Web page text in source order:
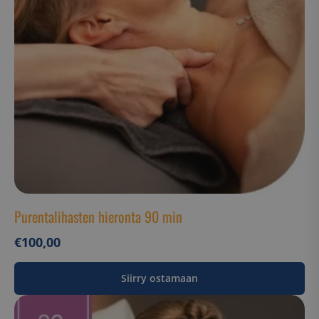
Purentalihasten hieronta 90 min
€100,00
Siirry ostamaan
Ehdottomasti välttämättömät
Kohdentavat
Toiminnalliset
Luokittelemattomat
Ehdottomasti välttämättömät evästeet
mahdollistavat verkkosivuston perustoiminnot,
kuten käyttäjän kirjautumisen ja tilinhallinnan.
Sivustoa ei voida käyttää oikein ilman ehdottoman
välttämättömiä evästeitä.
Palveluntarjoaja / Verkkotunnus
__cf_bm
__cf_bm
Cloudflare Inc.
.usemessages.com